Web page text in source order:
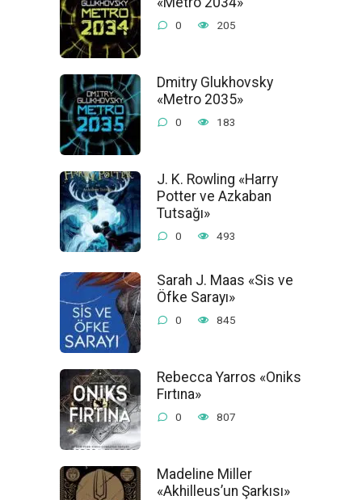
0 205
Dmitry Glukhovsky
«Metro 2035»
0 183
J. K. Rowling «Harry
Potter ve Azkaban
Tutsağı»
0 493
Sarah J. Maas «Sis ve
Öfke Sarayı»
0 845
Rebecca Yarros «Oniks
Fırtına»
0 807
Madeline Miller
«Akhilleus’un Şarkısı»